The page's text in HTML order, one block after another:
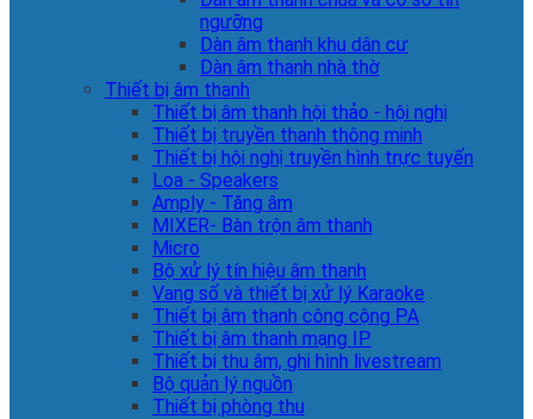
ngưỡng
Dàn âm thanh khu dân cư
Dàn âm thanh nhà thờ
Thiết bị âm thanh
Thiết bị âm thanh hội thảo - hội nghị
Thiết bị truyền thanh thông minh
Thiết bị hội nghị truyền hình trực tuyến
Loa - Speakers
Amply - Tăng âm
MIXER- Bàn trộn âm thanh
Micro
Bộ xử lý tín hiệu âm thanh
Vang số và thiết bị xử lý Karaoke
Thiết bị âm thanh công cộng PA
Thiết bị âm thanh mạng IP
Thiết bị thu âm, ghi hình livestream
Bộ quản lý nguồn
Thiết bị phòng thu